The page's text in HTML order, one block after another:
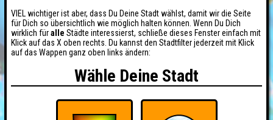
VIEL wichtiger ist aber, dass Du Deine Stadt wählst, damit wir die Seite
für Dich so übersichtlich wie möglich halten können. Wenn Du Dich
wirklich füralle Städte interessierst, schließe dieses Fenster einfach mit
Klick auf das X oben rechts. Du kannst den Stadtfilter jederzeit mit Klick
auf das Wappen ganz oben links ändern:
Wähle Deine Stadt